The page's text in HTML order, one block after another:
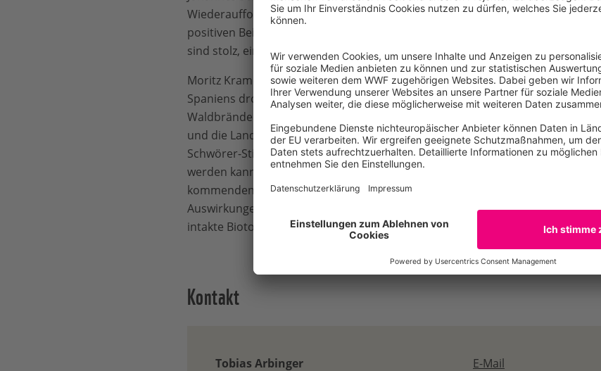
Wiederaufforstungsprojekt des WWF in Kooperation mit der Hans-Schwörer-
positiven Beispiel für andere betroffene Regionen auch außerhalb Spaniens
sind stolz, einen Beitrag zur Rekultivierung dieser beeinträchtigten Flächen
Moritz Kramer, Referent Rohstoffe, Wald, Natur & Umwelt des WWF
Spaniens droht durch die Klimakrise die Versteppung. Daran sind auch die
Waldbrände schuld, die Menschenleben bedrohen, Lebensräume von Tier-
und die Landschaft weiter austrocknen. Mit dem Projekt bei Cortés de Pallás
Schwörer-Stiftung dem entgegen und zeigen, wie praktische
werden kann – ein Thema, das mit dem in Verhandlung befindlichen EU-
kommenden Jahren an Fahrt aufnehmen wird. Nicht zuletzt hat die
Auswirkungen auf die Artenvielfalt in Deutschland, da unsere Zugvögel dort
intakte Biotope zur Rast angewiesen sind.“
Kontakt
Tobias Arbinger
E-Mail